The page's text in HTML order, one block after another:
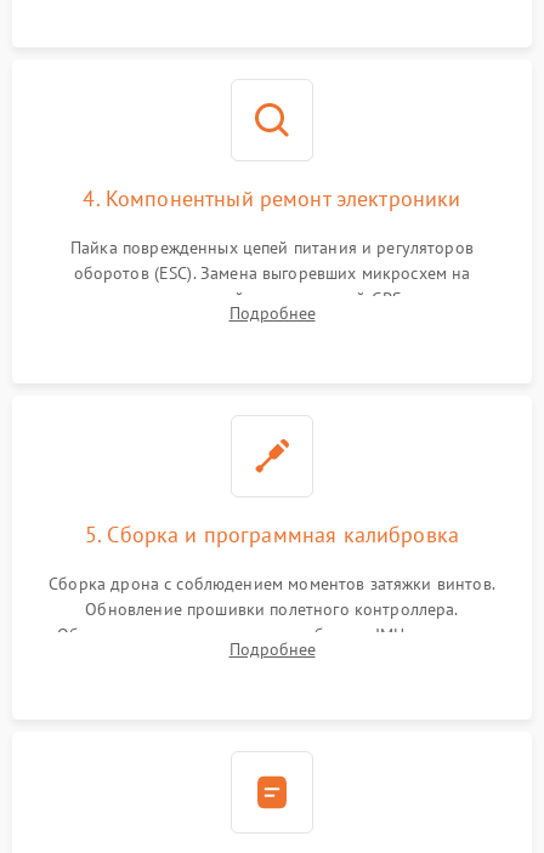
4. Компонентный ремонт электроники
Пайка поврежденных цепей питания и регуляторов
оборотов (ESC). Замена выгоревших микросхем на
материнской плате, модулей GPS
Подробнее
5. Сборка и программная калибровка
Сборка дрона с соблюдением моментов затяжки винтов.
Обновление прошивки полетного контроллера.
Обязательная программная калибровка IMU-сенсоров,
компаса, датчиков позиционирования и горизонта подвеса
Подробнее